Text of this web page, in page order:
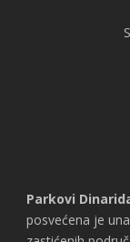
Parkovi
posvećena je